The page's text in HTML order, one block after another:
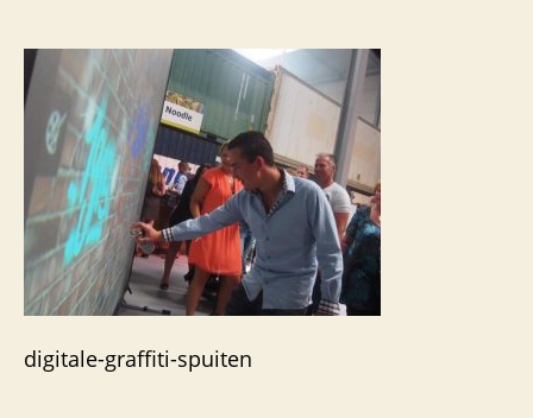
digitale-graffiti-spuiten